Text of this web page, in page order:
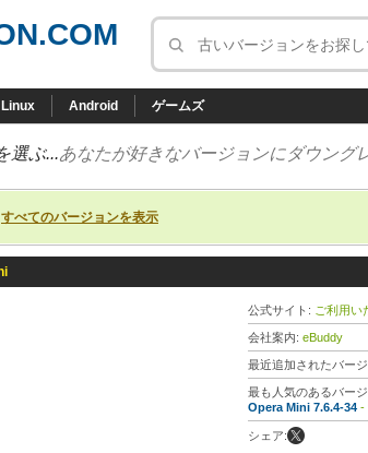
Linux Android ゲームズ
選ぶ...あなたが好きなバージョンにダウング
すべてのバージョンを表示
公式サイト: ご利用い
会社案内: eBuddy
最近追加されたバー
最も人気のあるバー
Opera Mini 7.6.4-34 -
シェア: